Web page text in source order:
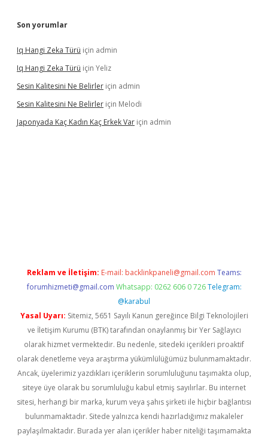
Son yorumlar
Iq Hangi Zeka Türü için admin
Iq Hangi Zeka Türü için Yeliz
Sesin Kalitesini Ne Belirler için admin
Sesin Kalitesini Ne Belirler için Melodi
Japonyada Kaç Kadın Kaç Erkek Var için admin
Reklam ve İletişim: E-mail: backlinkpaneli@gmail.com Teams:
forumhizmeti@gmail.com Whatsapp: 0262 606 0 726 Telegram:
@karabul
Yasal Uyarı: Sitemiz, 5651 Sayılı Kanun gereğince Bilgi Teknolojileri
ve İletişim Kurumu (BTK) tarafından onaylanmış bir Yer Sağlayıcı
olarak hizmet vermektedir. Bu nedenle, sitedeki içerikleri proaktif
olarak denetleme veya araştırma yükümlülüğümüz bulunmamaktadır.
Ancak, üyelerimiz yazdıkları içeriklerin sorumluluğunu taşımakta olup,
siteye üye olarak bu sorumluluğu kabul etmiş sayılırlar. Bu internet
sitesi, herhangi bir marka, kurum veya şahıs şirketi ile hiçbir bağlantısı
bulunmamaktadır. Sitede yalnızca kendi hazırladığımız makaleler
paylaşılmaktadır. Burada yer alan içerikler haber niteliği taşımamakta